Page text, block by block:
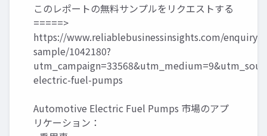
このレポートの無料サンプルをリクエストする
=====>
https://www.reliablebusinessinsights.com/enquiry/
sample/1042180?
electric-fuel-pumps
Automotive Electric Fuel Pumps 市場のアプ
リケーション：